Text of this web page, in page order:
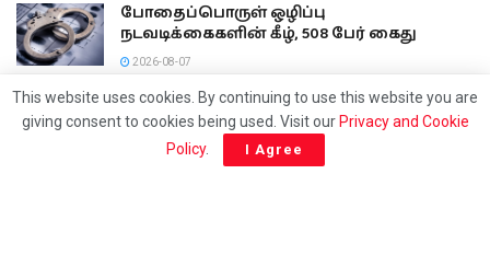
போதைப்பொருள் ஒழிப்பு
நடவடிக்கைகளின் கீழ், 508 பேர் கைது
2026-08-07
மக்களின் ஆரோக்கியத்துடன் விளையாடிய
விற்பனை நிலையம்!
2026-08-07
This website uses cookies. By continuing to use this website you are
giving consent to cookies being used. Visit our Privacy and Cookie
Policy. I Agree